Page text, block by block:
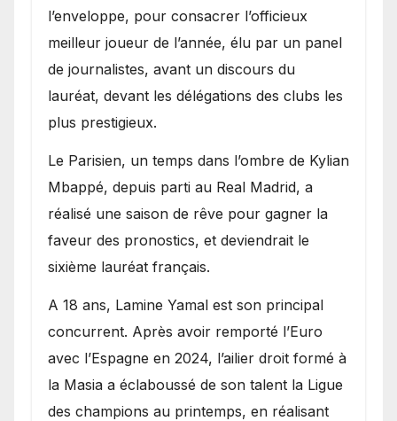
l’enveloppe, pour consacrer l’officieux
meilleur joueur de l’année, élu par un panel
de journalistes, avant un discours du
lauréat, devant les délégations des clubs les
plus prestigieux.
Le Parisien, un temps dans l’ombre de Kylian
Mbappé, depuis parti au Real Madrid, a
réalisé une saison de rêve pour gagner la
faveur des pronostics, et deviendrait le
sixième lauréat français.
A 18 ans, Lamine Yamal est son principal
concurrent. Après avoir remporté l’Euro
avec l’Espagne en 2024, l’ailier droit formé à
la Masia a éclaboussé de son talent la Ligue
des champions au printemps, en réalisant